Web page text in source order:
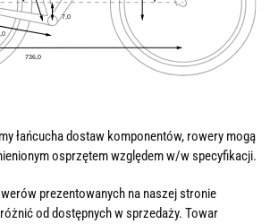
łańcucha dostaw komponentów, rowery mogą
osprzętem względem w/w specyfikacji.
prezentowanych na naszej stronie
od dostępnych w sprzedaży. Towar